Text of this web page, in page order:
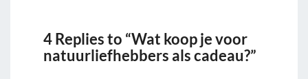
4 Replies to “Wat koop je voor
natuurliefhebbers als cadeau?”